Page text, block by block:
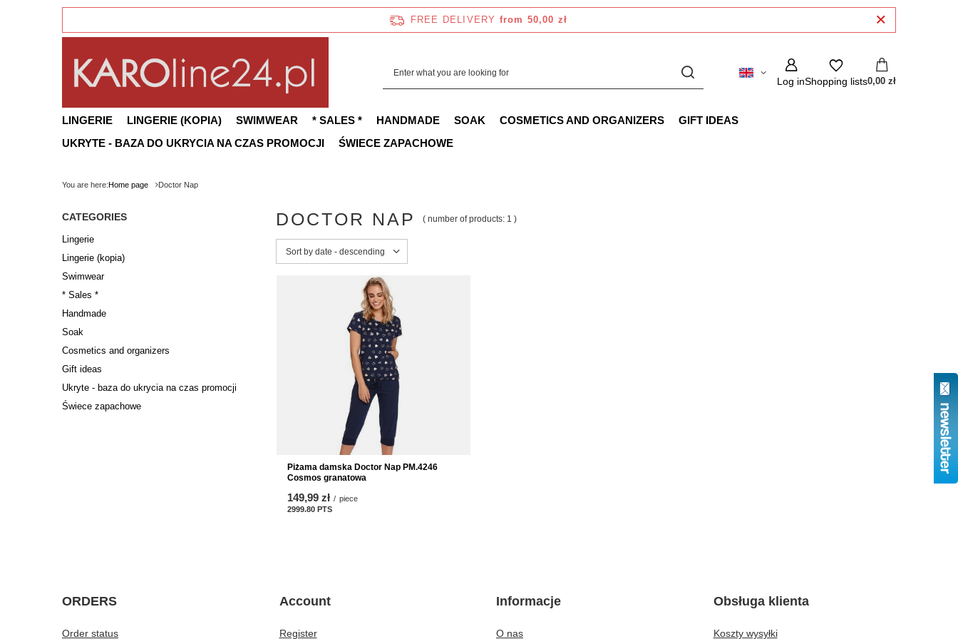
FREE DELIVERY from 50,00 zł
Log inShopping lists0,00 zł
LINGERIE LINGERIE (KOPIA) SWIMWEAR * SALES * HANDMADE SOAK COSMETICS AND ORGANIZERS
GIFT IDEAS
UKRYTE - BAZA DO UKRYCIA NA CZAS PROMOCJI
ŚWIECE ZAPACHOWE
You are here:Home page Doctor Nap
CATEGORIES
Lingerie
Lingerie (kopia)
Swimwear
* Sales *
Handmade
Soak
Cosmetics and organizers
Gift ideas
Ukryte - baza do ukrycia na czas promocji
Świece zapachowe
DOCTOR NAP ( number of products: 1 )
Change sorting
Sort by date - descending
Piżama damska Doctor Nap PM.4246
Cosmos granatowa
149,99 zł / piece
2999.80 PTS
ORDERS
Order status
Account
Register
Informacje
O nas
Obsługa klienta
Koszty wysyłki